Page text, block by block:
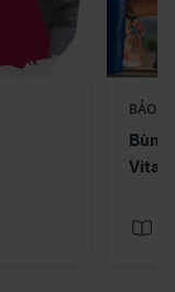
BẢO
Bùng